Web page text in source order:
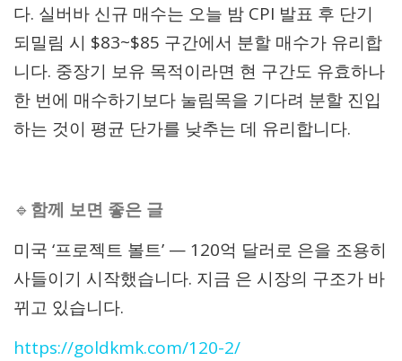
다. 실버바 신규 매수는 오늘 밤 CPI 발표 후 단기
되밀림 시 $83~$85 구간에서 분할 매수가 유리합
니다. 중장기 보유 목적이라면 현 구간도 유효하나
한 번에 매수하기보다 눌림목을 기다려 분할 진입
하는 것이 평균 단가를 낮추는 데 유리합니다.
🔹함께 보면 좋은 글
미국 ‘프로젝트 볼트’ — 120억 달러로 은을 조용히
사들이기 시작했습니다. 지금 은 시장의 구조가 바
뀌고 있습니다.
https://goldkmk.com/120-2/